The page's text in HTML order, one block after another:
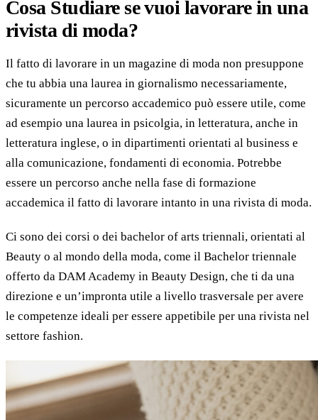
Cosa Studiare se vuoi lavorare in una
rivista di moda?
Il fatto di lavorare in un magazine di moda non presuppone
che tu abbia una laurea in giornalismo necessariamente,
sicuramente un percorso accademico può essere utile, come
ad esempio una laurea in psicolgia, in letteratura, anche in
letteratura inglese, o in dipartimenti orientati al business e
alla comunicazione, fondamenti di economia. Potrebbe
essere un percorso anche nella fase di formazione
accademica il fatto di lavorare intanto in una rivista di moda.
Ci sono dei corsi o dei bachelor of arts triennali, orientati al
Beauty o al mondo della moda, come il Bachelor triennale
offerto da DAM Academy in Beauty Design, che ti da una
direzione e un’impronta utile a livello trasversale per avere
le competenze ideali per essere appetibile per una rivista nel
settore fashion.